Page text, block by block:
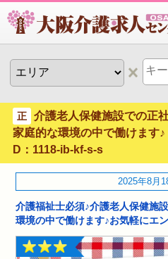
正
介護老人保健施設での正
家庭的な環境の中で働けます♪
D：1118-ib-kf-s-s
2025年8月
介護福祉士必須♪介護老人保健施
環境の中で働けます♪お気軽にエ